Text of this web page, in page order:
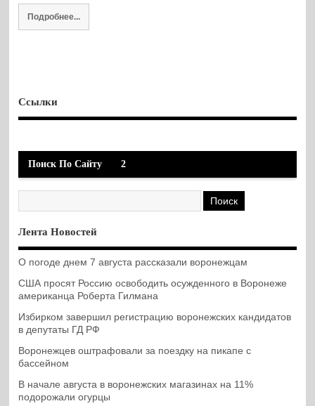
Подробнее...
Ссылки
Поиск По Сайту 2
Лента Новостей
О погоде днем 7 августа рассказали воронежцам
США просят Россию освободить осужденного в Воронеже
американца Роберта Гилмана
Избирком завершил регистрацию воронежских кандидатов
в депутаты ГД РФ
Воронежцев оштрафовали за поездку на пикапе с
бассейном
В начале августа в воронежских магазинах на 11%
подорожали огурцы